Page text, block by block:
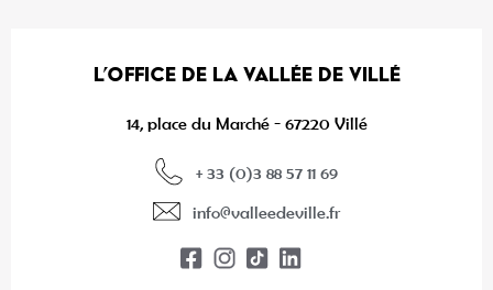
L’OFFICE DE LA VALLÉE DE VILLÉ
14, place du Marché - 67220 Villé
+ 33 (0)3 88 57 11 69
info@valleedeville.fr